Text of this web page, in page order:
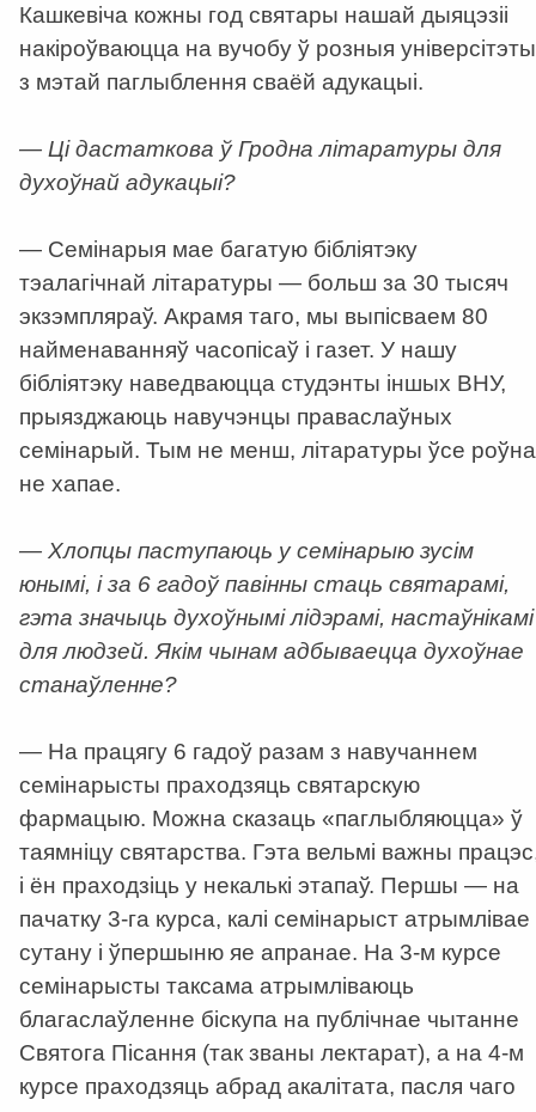
Кашкевіча кожны год святары нашай дыяцэзіі
накіроўваюцца на вучобу ў розныя універсітэты
з мэтай паглыблення сваёй адукацыі.
— Ці дастаткова ў Гродна літаратуры для
духоўнай адукацыі?
— Семінарыя мае багатую бібліятэку
тэалагічнай літаратуры — больш за 30 тысяч
экзэмпляраў. Акрамя таго, мы выпісваем 80
найменаванняў часопісаў і газет. У нашу
бібліятэку наведваюцца студэнты іншых ВНУ,
прыязджаюць навучэнцы праваслаўных
семінарый. Тым не менш, літаратуры ўсе роўна
не хапае.
— Хлопцы паступаюць у семінарыю зусім
юнымі, і за 6 гадоў павінны стаць святарамі,
гэта значыць духоўнымі лідэрамі, настаўнікамі
для людзей. Якім чынам адбываецца духоўнае
станаўленне?
— На працягу 6 гадоў разам з навучаннем
семінарысты праходзяць святарскую
фармацыю. Можна сказаць «паглыбляюцца» ў
таямніцу святарства. Гэта вельмі важны
і ён праходзіць у некалькі этапаў. Першы — на
пачатку 3-га курса, калі семінарыст атрымлівае
сутану і ўпершыню яе апранае. На 3-м курсе
семінарысты таксама атрымліваюць
благаслаўленне біскупа на публічнае чытанне
Святога Пісання (так званы лектарат), а на 4-м
курсе праходзяць абрад акалітата, пасля чаго